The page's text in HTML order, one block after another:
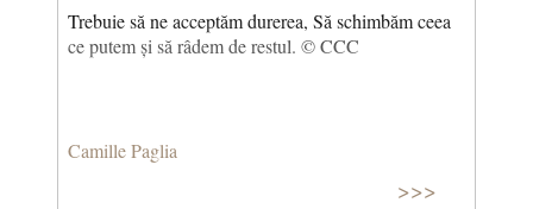
Trebuie să ne acceptăm durerea, Să schimbăm ceea
ce putem și să râdem de restul. © CCC
Camille Paglia
>>>